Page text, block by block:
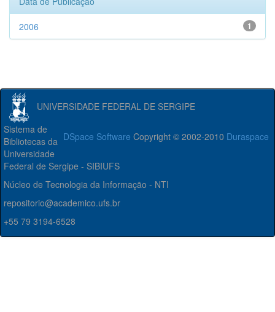
1
2006
UNIVERSIDADE FEDERAL DE SERGIPE
DSpace Software Copyright © 2002-2010 Duraspace
Sistema de
Bibliotecas da
Universidade
Federal de Sergipe - SIBIUFS
Núcleo de Tecnologia da Informação - NTI
repositorio@academico.ufs.br
+55 79 3194-6528